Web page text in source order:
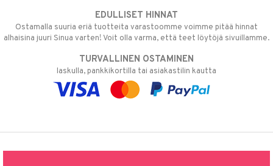
EDULLISET HINNAT
Ostamalla suuria eriä tuotteita varastoomme voimme pitää hinnat
alhaisina juuri Sinua varten! Voit olla varma, että teet löytöjä sivuillamme.
TURVALLINEN OSTAMINEN
laskulla, pankkikortilla tai asiakastilin kautta